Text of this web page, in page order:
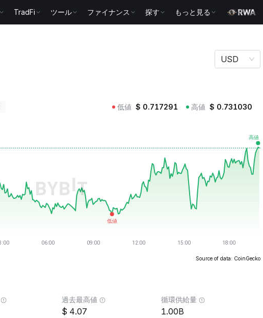
TradFi ツール ファイナンス 探す もっと見る
USD
低値 $ 0.717291 高値 $ 0.731030
Source of data: CoinGecko
過去最高値
4.07
循環供給量
1.00B